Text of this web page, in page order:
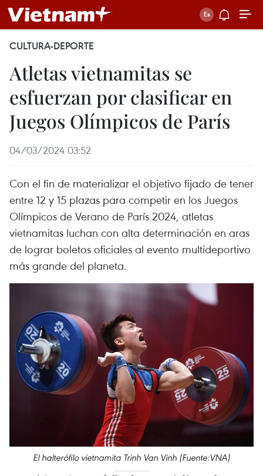
CULTURA-DEPORTE
Atletas vietnamitas se
esfuerzan por clasificar en
Juegos Olímpicos de París
04/03/2024 03:52
Con el fin de materializar el objetivo fijado de tener
entre 12 y 15 plazas para competir en los Juegos
Olímpicos de Verano de París 2024, atletas
vietnamitas luchan con alta determinación en aras
de lograr boletos oficiales al evento multideportivo
más grande del planeta.
El halterófilo vietnamita Trinh Van Vinh (Fuente:VNA)